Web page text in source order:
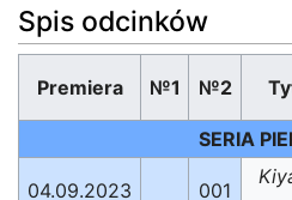
Spis odcinków
Premiera №1 №2
SERIA
04.09.2023
001